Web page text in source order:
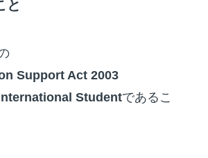
と
Support Act 2003
Studentであるこ